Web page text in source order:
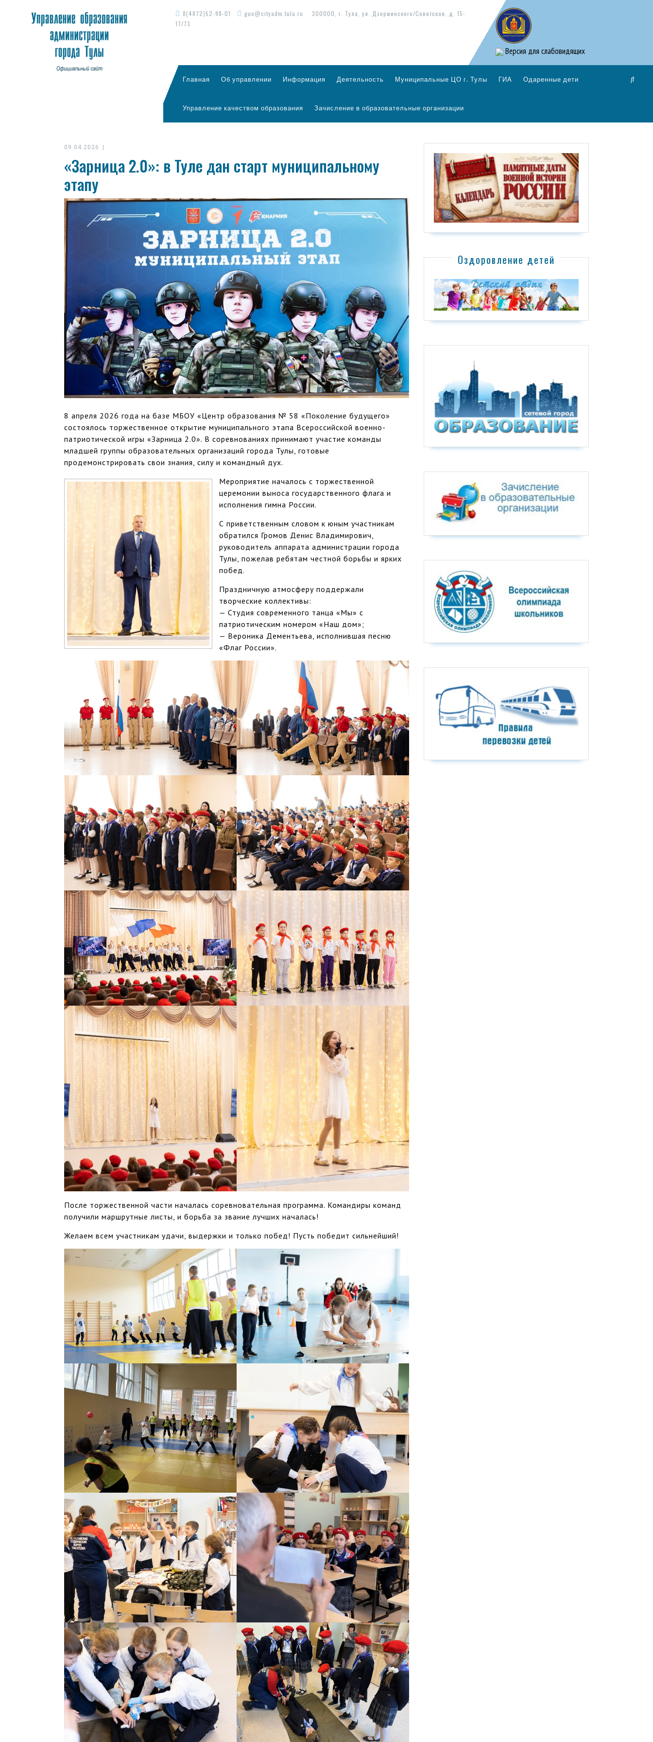
8(4872)52-98-01 guo@cityadm.tula.ru
300000, г. Тула, ул. Дзержинского/Советская, д. 15-
17/73
Версия для слабовидящих
Главная Об управлении Информация Деятельность Муниципальные ЦО г. Тулы ГИА Одаренные дети
Управление качеством образования Зачисление в образовательные организации
09.04.2026
«Зарница 2.0»: в Туле дан старт муниципальному
этапу
8 апреля 2026 года на базе МБОУ «Центр образования № 58 «Поколение будущего»
состоялось торжественное открытие муниципального этапа Всероссийской военно-
патриотической игры «Зарница 2.0». В соревнованиях принимают участие команды
младшей группы образовательных организаций города Тулы, готовые
продемонстрировать свои знания, силу и командный дух.
Мероприятие началось с торжественной
церемонии выноса государственного флага и
исполнения гимна России.
С приветственным словом к юным участникам
обратился Громов Денис Владимирович,
руководитель аппарата администрации города
Тулы, пожелав ребятам честной борьбы и ярких
побед.
Праздничную атмосферу поддержали
творческие коллективы:
— Студия современного танца «Мы» с
патриотическим номером «Наш дом»;
— Вероника Дементьева, исполнившая песню
«Флаг России».
После торжественной части началась соревновательная программа. Командиры команд
получили маршрутные листы, и борьба за звание лучших началась!
Желаем всем участникам удачи, выдержки и только побед! Пусть победит сильнейший!
Оздоровление детей